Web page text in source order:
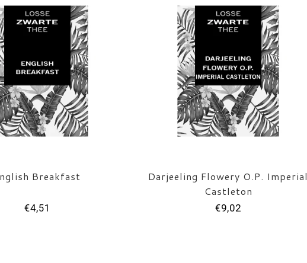
Breakfast
€4,51
Darjeeling Flowery O.P. Imperial
Castleton
€9,02